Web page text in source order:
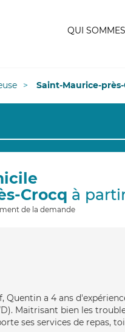
QUI
Saint-Maurice-
Crocq à
de la demande
a 4 ans
Maitrisant bien les
ses services de repas,